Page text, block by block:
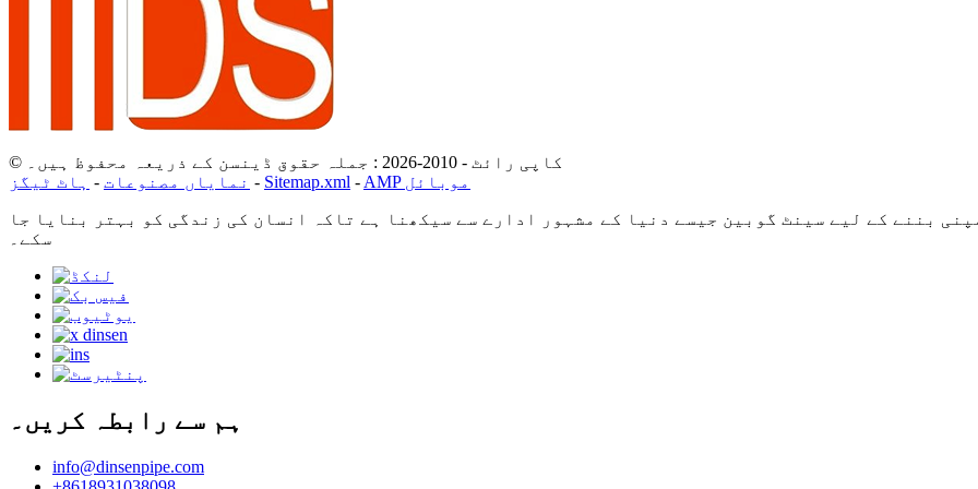
© کاپی رائٹ - 2010-2026 : جملہ حقوق ڈینسن کے ذریعہ محفوظ ہیں۔
نمایاں مصنوعات - ہاٹ ٹیگز - Sitemap.xml -
AMP موبائل
بننے کے لیے سینٹ گوبین جیسے دنیا کے مشہور ادارے سے سیکھنا ہے تاکہ انسان کی زندگی کو بہتر بنایا جا
سکے۔
ہم سے رابطہ کریں۔
info@dinsenpipe.com